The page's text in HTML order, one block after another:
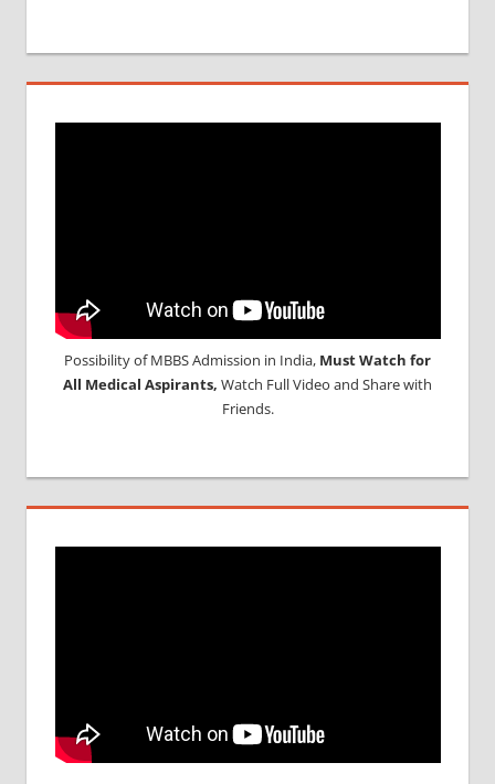
Possibility of MBBS Admission in India, Must Watch for
All Medical Aspirants, Watch Full Video and Share with
Friends.